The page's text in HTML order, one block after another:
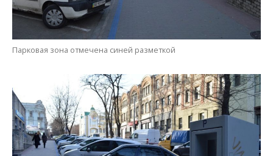
Парковая зона отмечена синей разметкой